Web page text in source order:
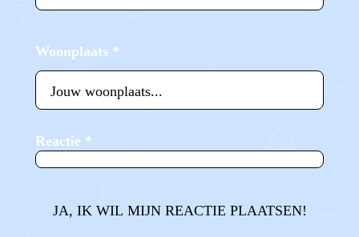
Woonplaats *
Reactie *
JA, IK WIL MIJN REACTIE PLAATSEN!